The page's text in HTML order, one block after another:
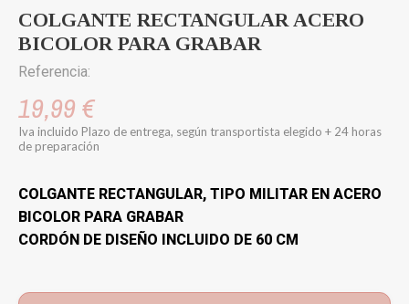
COLGANTE RECTANGULAR ACERO
BICOLOR PARA GRABAR
Referencia:
19,99 €
Iva incluido Plazo de entrega, según transportista elegido + 24 horas
de preparación
COLGANTE RECTANGULAR, TIPO MILITAR EN ACERO
BICOLOR PARA GRABAR
CORDÓN DE DISEÑO INCLUIDO DE 60 CM